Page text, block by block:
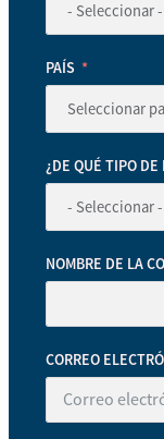
PAÍS
¿DE QUÉ TIPO
NOMBRE DE LA
CORREO